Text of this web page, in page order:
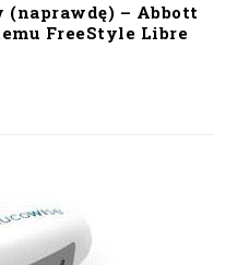
(naprawdę) – Abbott
FreeStyle Libre